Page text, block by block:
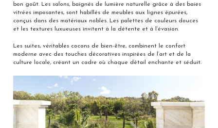
bon goût. Les salons, baignés de lumière naturelle grâce à des baies
vitrées imposantes, sont habillés de meubles aux lignes épurées,
conçus dans des matériaux nobles. Les palettes de couleurs douces
et les textures luxueuses invitent à la détente et à l’évasion.
Les suites, véritables cocons de bien-être, combinent le confort
moderne avec des touches décoratives inspirées de l’art et de la
culture locale, créant un cadre où chaque détail enchante et séduit.